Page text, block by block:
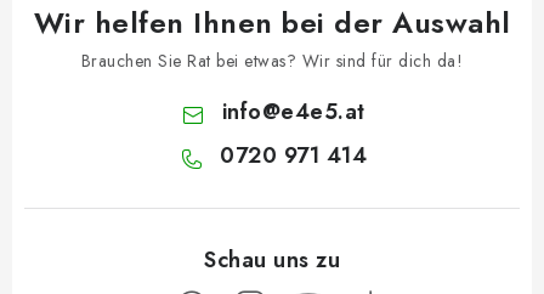
Wir helfen Ihnen bei der Auswahl
Brauchen Sie Rat bei etwas? Wir sind für dich da!
info@e4e5.at
0720 971 414